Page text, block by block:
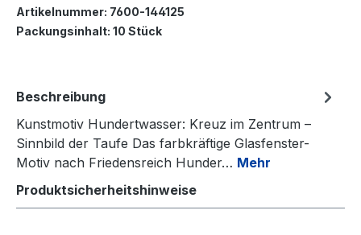
Artikelnummer: 7600-144125
Packungsinhalt: 10 Stück
Beschreibung
Kunstmotiv Hundertwasser: Kreuz im Zentrum –
Sinnbild der Taufe Das farbkräftige Glasfenster-
Motiv nach Friedensreich Hunder… Mehr
Produktsicherheitshinweise